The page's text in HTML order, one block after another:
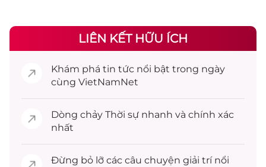
LIÊN KẾT HỮU ÍCH
Khám phá tin tức nổi bật trong ngày
cùng VietNamNet
Dòng chảy Thời sự nhanh và chính xác
nhất
Đừng bỏ lỡ các câu chuyện giải trínổi